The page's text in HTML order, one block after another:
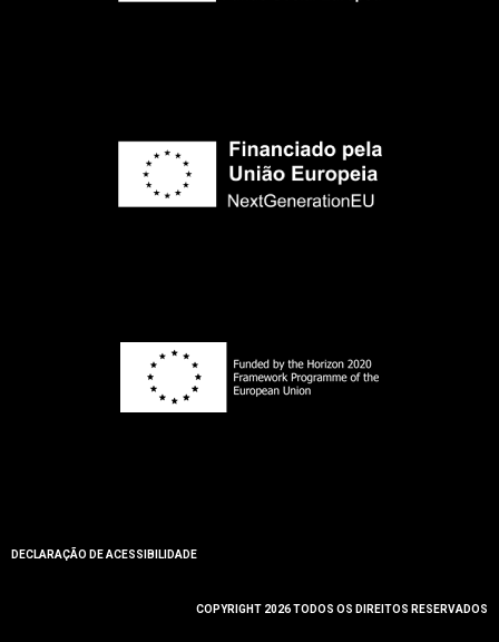
DECLARAÇÃO DE ACESSIBILIDADE
COPYRIGHT 2026 TODOS OS DIREITOS RESERVADOS